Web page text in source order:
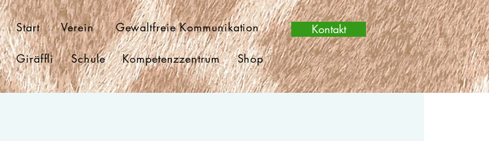
Start Verein Gewaltfreie Kommunikation
Giräffli Schule Kompetenzzentrum Shop
Kontakt